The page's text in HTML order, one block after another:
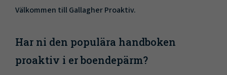
Välkommen till Gallagher Proaktiv.
Har ni den populära handboken
proaktiv i er boendepärm?